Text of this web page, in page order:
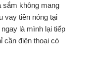
sắm không mang
vay tiền nóng tại
là mình lại tiếp
cần điện thoại có